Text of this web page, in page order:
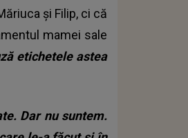
și Filip, ci că
mamei sale
etichetele astea
Dar nu suntem.